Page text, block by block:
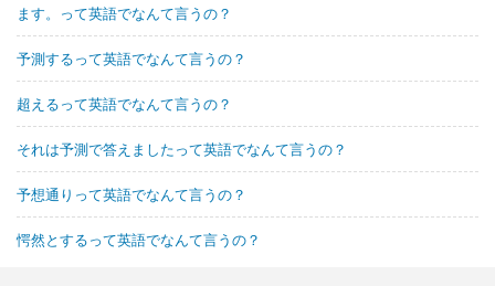
ます。って英語でなんて言うの？
予測するって英語でなんて言うの？
超えるって英語でなんて言うの？
それは予測で答えましたって英語でなんて言うの？
予想通りって英語でなんて言うの？
愕然とするって英語でなんて言うの？